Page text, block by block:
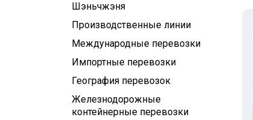
Шэньчжэня
Производственные линии
Международные перевозки
Импортные перевозки
География перевозок
Железнодорожные
контейнерные перевозки